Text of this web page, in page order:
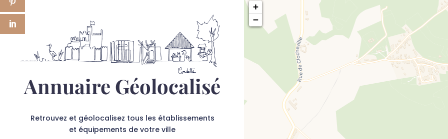
Annuaire Géolocalisé
Retrouvez et géolocalisez tous les établissements
et équipements de votre ville
+
−